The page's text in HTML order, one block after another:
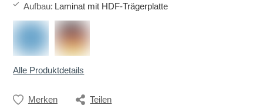
Aufbau: Laminat mit HDF-Trägerplatte
Alle Produktdetails
Merken Teilen